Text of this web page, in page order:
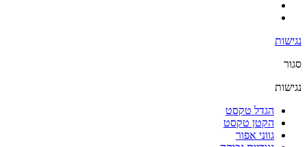
נגישות
סגור
נגישות
הגדל טקסט
הקטן טקסט
גווני אפור